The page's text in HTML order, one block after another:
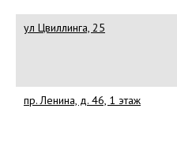
ул Цвиллинга, 25
пр. Ленина, д. 46, 1 этаж